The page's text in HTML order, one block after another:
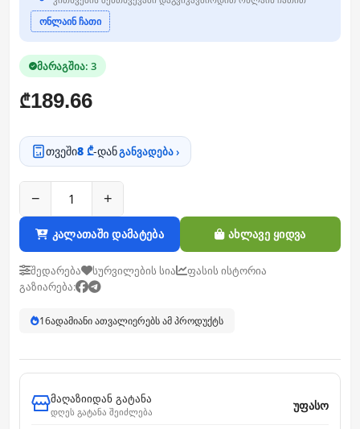
ონლაინ ჩათი
მარაგშია: 3
₾189.66
თვეში8 ₾-დანგანვადება ›
− +
კალათაში დამატება ახლავე ყიდვა
შედარება სურვილების სია
ფასის ისტორია
გაზიარება:
16ადამიანი ათვალიერებს ამ პროდუქტს
მაღაზიიდან გატანა
დღეს გატანა შეიძლება
უფასო